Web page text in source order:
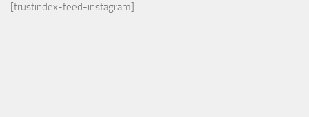
[trustindex-feed-instagram]